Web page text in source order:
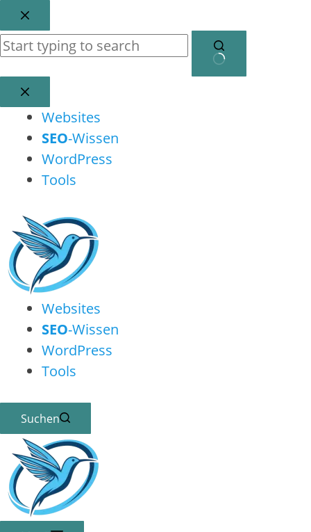
Zum
Inhalt
springen
Keine
Ergebnisse
Websites
SEO-Wissen
WordPress
Tools
Websites
SEO-Wissen
WordPress
Tools
Suchen